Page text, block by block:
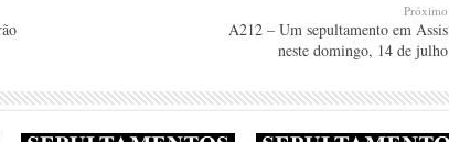
Próximo
A212 – Um sepultamento em Assis
neste domingo, 14 de julho